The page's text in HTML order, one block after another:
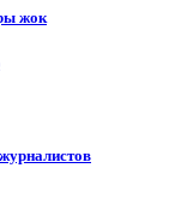
жок